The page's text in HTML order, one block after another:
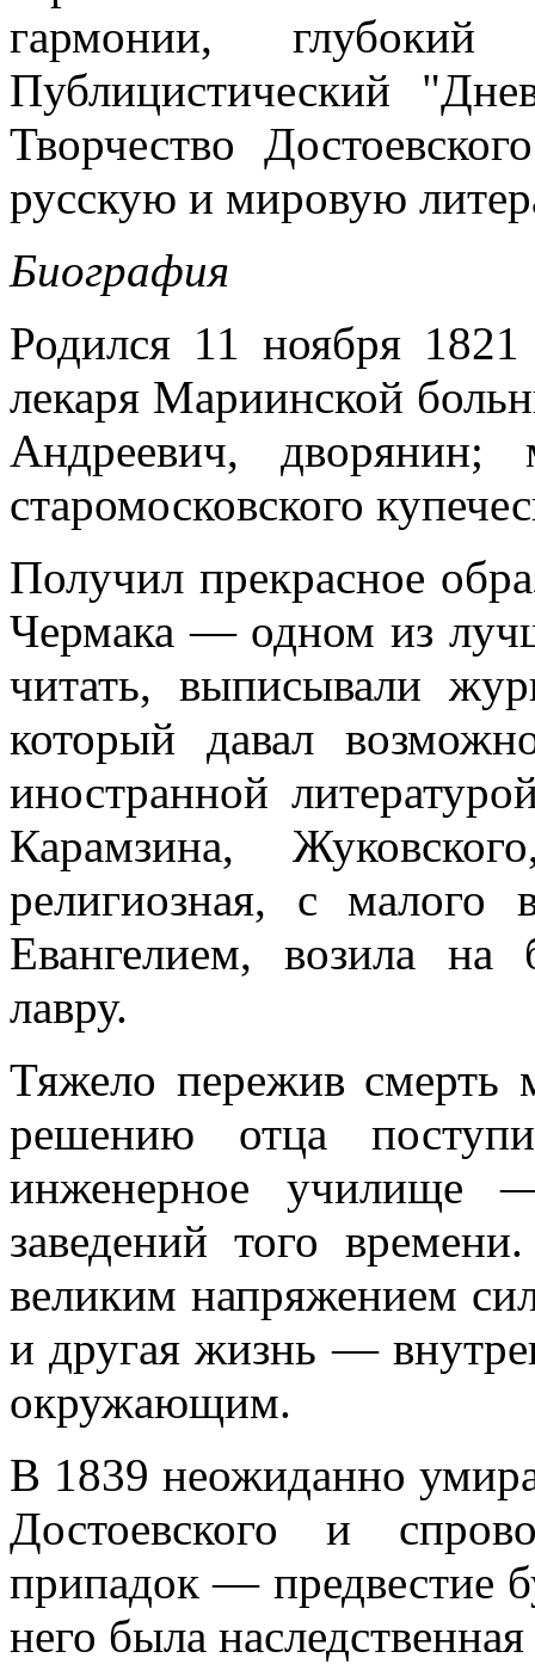
гармонии,
Публицистический
Творчество
русскую и мировую
Биография
Родился 11 ноября
лекаря Мариинской
Андреевич,
старомосковского
Получил прекрасное
Чермака — одном из
читать, выписывали
который давал
иностранной
Карамзина,
религиозная, с малого
Евангелием, возила на
лавру.
Тяжело пережив смерть
решению отца
инженерное училище
заведений того
великим напряжением
и другая жизнь —
окружающим.
В 1839 неожиданно
Достоевского и
припадок — предвестие
него была